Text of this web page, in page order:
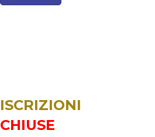
ISCRIZIONI
CHIUSE